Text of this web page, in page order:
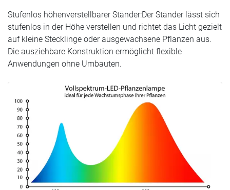
Stufenlos höhenverstellbarer Ständer:Der Ständer lässt sich
stufenlos in der Höhe verstellen und richtet das Licht gezielt
auf kleine Stecklinge oder ausgewachsene Pflanzen aus.
Die ausziehbare Konstruktion ermöglicht flexible
Anwendungen ohne Umbauten.